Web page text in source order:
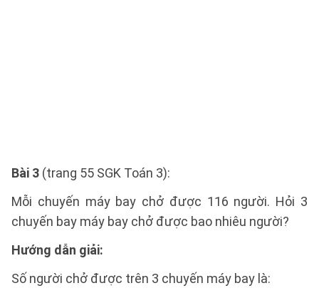
Bài 3 (trang 55 SGK Toán 3):
Mỗi chuyến máy bay chở được 116 người. Hỏi 3
chuyến bay máy bay chở được bao nhiêu người?
Hướng dẫn giải:
Số người chở được trên 3 chuyến máy bay là: